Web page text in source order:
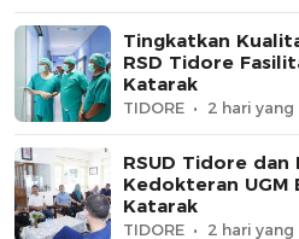
Tingkatkan
RSD Tidore
Katarak
TIDORE 2 hari
RSUD Tidore dan
Kedokteran UGM
Katarak
TIDORE 2 hari